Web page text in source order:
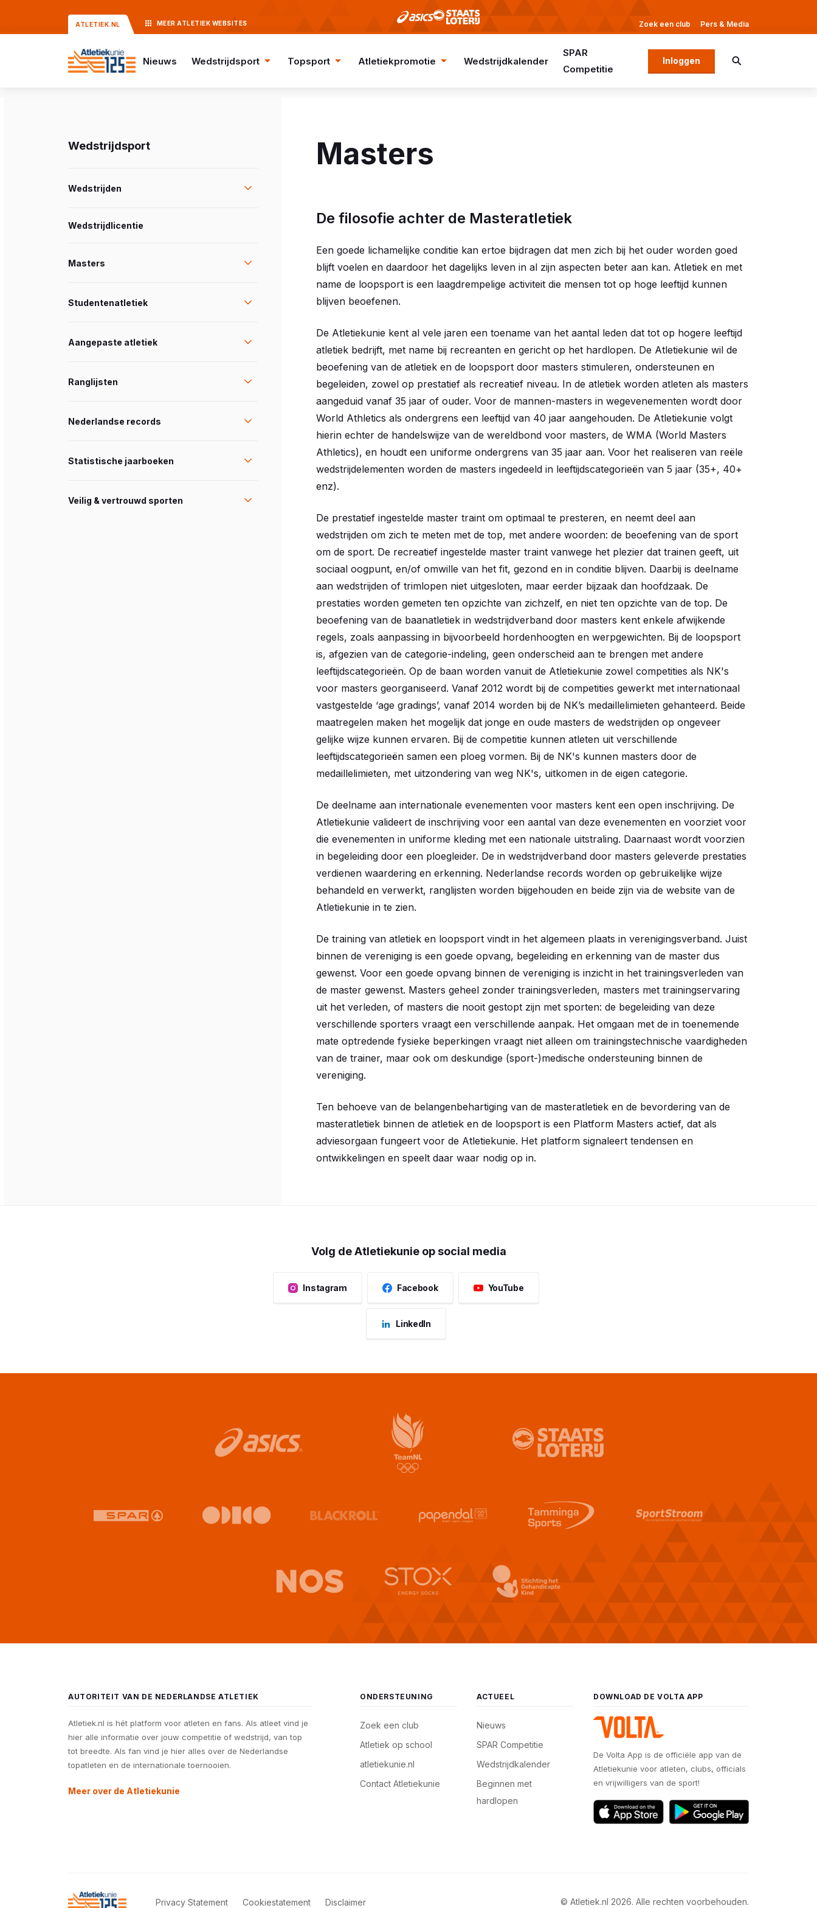
ATLETIEK.NL MEER ATLETIEK WEBSITES Zoek een club Pers & Media
Nieuws Wedstrijdsport Topsport Atletiekpromotie Wedstrijdkalender
SPAR
Competitie
Inloggen
Wedstrijdsport
Wedstrijden
Wedstrijdlicentie
Masters
Studentenatletiek
Aangepaste atletiek
Ranglijsten
Nederlandse records
Statistische jaarboeken
Veilig & vertrouwd sporten
Masters
De filosofie achter de Masteratletiek
Een goede lichamelijke conditie kan ertoe bijdragen dat men zich bij het ouder worden goed
blijft voelen en daardoor het dagelijks leven in al zijn aspecten beter aan kan. Atletiek en met
name de loopsport is een laagdrempelige activiteit die mensen tot op hoge leeftijd kunnen
blijven beoefenen.
De Atletiekunie kent al vele jaren een toename van het aantal leden dat tot op hogere leeftijd
atletiek bedrijft, met name bij recreanten en gericht op het hardlopen. De Atletiekunie wil de
beoefening van de atletiek en de loopsport door masters stimuleren, ondersteunen en
begeleiden, zowel op prestatief als recreatief niveau. In de atletiek worden atleten als masters
aangeduid vanaf 35 jaar of ouder. Voor de mannen-masters in wegevenementen wordt door
World Athletics als ondergrens een leeftijd van 40 jaar aangehouden. De Atletiekunie volgt
hierin echter de handelswijze van de wereldbond voor masters, de WMA (World Masters
Athletics), en houdt een uniforme ondergrens van 35 jaar aan. Voor het realiseren van reële
wedstrijdelementen worden de masters ingedeeld in leeftijdscategorieën van 5 jaar (35+, 40+
enz).
De prestatief ingestelde master traint om optimaal te presteren, en neemt deel aan
wedstrijden om zich te meten met de top, met andere woorden: de beoefening van de sport
om de sport. De recreatief ingestelde master traint vanwege het plezier dat trainen geeft, uit
sociaal oogpunt, en/of omwille van het fit, gezond en in conditie blijven. Daarbij is deelname
aan wedstrijden of trimlopen niet uitgesloten, maar eerder bijzaak dan hoofdzaak. De
prestaties worden gemeten ten opzichte van zichzelf, en niet ten opzichte van de top. De
beoefening van de baanatletiek in wedstrijdverband door masters kent enkele afwijkende
regels, zoals aanpassing in bijvoorbeeld hordenhoogten en werpgewichten. Bij de loopsport
is, afgezien van de categorie-indeling, geen onderscheid aan te brengen met andere
leeftijdscategorieën. Op de baan worden vanuit de Atletiekunie zowel competities als NK's
voor masters georganiseerd. Vanaf 2012 wordt bij de competities gewerkt met internationaal
vastgestelde ‘age gradings’, vanaf 2014 worden bij de NK’s medaillelimieten gehanteerd. Beide
maatregelen maken het mogelijk dat jonge en oude masters de wedstrijden op ongeveer
gelijke wijze kunnen ervaren. Bij de competitie kunnen atleten uit verschillende
leeftijdscategorieën samen een ploeg vormen. Bij de NK's kunnen masters door de
medaillelimieten, met uitzondering van weg NK's, uitkomen in de eigen categorie.
De deelname aan internationale evenementen voor masters kent een open inschrijving. De
Atletiekunie valideert de inschrijving voor een aantal van deze evenementen en voorziet voor
die evenementen in uniforme kleding met een nationale uitstraling. Daarnaast wordt voorzien
in begeleiding door een ploegleider. De in wedstrijdverband door masters geleverde prestaties
verdienen waardering en erkenning. Nederlandse records worden op gebruikelijke wijze
behandeld en verwerkt, ranglijsten worden bijgehouden en beide zijn via de website van de
Atletiekunie in te zien.
De training van atletiek en loopsport vindt in het algemeen plaats in verenigingsverband. Juist
binnen de vereniging is een goede opvang, begeleiding en erkenning van de master dus
gewenst. Voor een goede opvang binnen de vereniging is inzicht in het trainingsverleden van
de master gewenst. Masters geheel zonder trainingsverleden, masters met trainingservaring
uit het verleden, of masters die nooit gestopt zijn met sporten: de begeleiding van deze
verschillende sporters vraagt een verschillende aanpak. Het omgaan met de in toenemende
mate optredende fysieke beperkingen vraagt niet alleen om trainingstechnische vaardigheden
van de trainer, maar ook om deskundige (sport-)medische ondersteuning binnen de
vereniging.
Ten behoeve van de belangenbehartiging van de masteratletiek en de bevordering van de
masteratletiek binnen de atletiek en de loopsport is een Platform Masters actief, dat als
adviesorgaan fungeert voor de Atletiekunie. Het platform signaleert tendensen en
ontwikkelingen en speelt daar waar nodig op in.
Volg de Atletiekunie op social media
Instagram Facebook YouTube
LinkedIn
AUTORITEIT VAN DE NEDERLANDSE ATLETIEK
Atletiek.nl is hét platform voor atleten en fans. Als atleet vind je
hier alle informatie over jouw competitie of wedstrijd, van top
tot breedte. Als fan vind je hier alles over de Nederlandse
topatleten en de internationale toernooien.
Meer over de Atletiekunie
ONDERSTEUNING
Zoek een club
Atletiek op school
atletiekunie.nl
Contact Atletiekunie
ACTUEEL
Nieuws
SPAR Competitie
Wedstrijdkalender
Beginnen met
hardlopen
DOWNLOAD DE VOLTA APP
De Volta App is de officiële app van de
Atletiekunie voor atleten, clubs, officials
en vrijwilligers van de sport!
Privacy Statement Cookiestatement Disclaimer © Atletiek.nl 2026. Alle rechten voorbehouden.